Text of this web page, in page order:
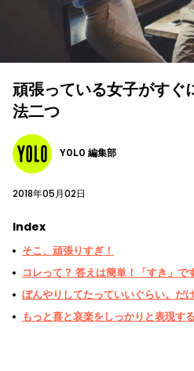
頑張っている女子がすぐ
法二つ
YOLO 編集部
2018年05月02日
Index
そこ、頑張りすぎ！
コレって？ 答えは簡単！「すき」で
ぼんやりしてたっていいぐらい。だ
もっと喜と哀楽をしっかりと表現す